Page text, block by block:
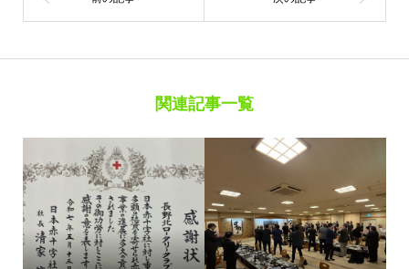
関連記事一覧